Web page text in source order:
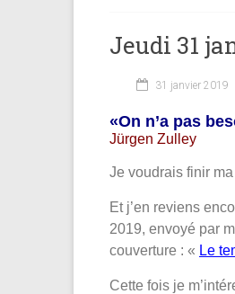
Jeudi 31
31 janvier 2019
«On n’a pas
Jürgen Zulley
Je voudrais finir
Et j’en reviens
2019, envoyé par
couverture : « Le
Cette fois je